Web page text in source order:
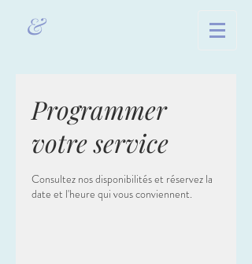
&
Programmer
votre service
Consultez nos disponibilités et réservez la
date et l'heure qui vous conviennent.